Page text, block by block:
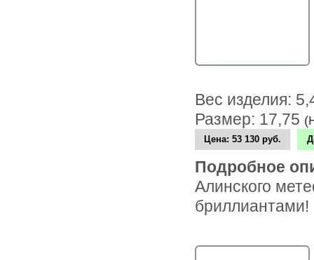
Вес изделия:
Размер: 17,75
Цена:53 130 руб.
Подробное
Алинского
бриллиантами!